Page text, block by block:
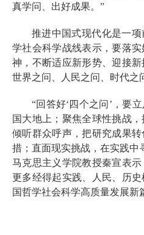
真学问、出好成果。”
推进中国式现代化是一
学社会科学战线表示，要落
神，不断适应新形势、迎接新
世界之问、人民之问、时代之
“回答好‘四个之问’，要
国大地上；聚焦全球性挑战
倾听群众呼声，把研究成果
措；直面现实挑战，在实践中
马克思主义学院教授秦宣表
更多经得起实践、人民、历
国哲学社会科学高质量发展新